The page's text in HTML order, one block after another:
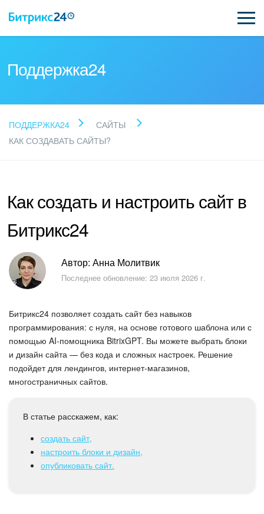
Прочитайте готовые
ответы
Поддержка Битрикс24
Регистрация и вход
Безопасность в Битрикс24
С чего начать
AI в Битрикс24
Вайбкод
Лента Новостей
Задачи
Проекты AI
Поддержка24
ПОДДЕРЖКА24
САЙТЫ
КАК СОЗДАВАТЬ САЙТЫ?
Как создать и настроить сайт в
Битрикс24
Автор: Анна Молитвик
Последнее обновление: 23 июля 2026 г.
Битрикс24 позволяет создать сайт без навыков
программирования: с нуля, на основе готового шаблона или с
помощью AI-помощника BitrixGPT. Вы можете выбрать блоки
и дизайн сайта — без кода и сложных настроек. Решение
подойдет для лендингов, интернет-магазинов,
многостраничных сайтов.
В статье расскажем, как:
создать сайт,
настроить блоки и дизайн,
опубликовать сайт.